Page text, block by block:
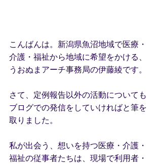
こんばんは。新潟県魚沼地域で医療・
介護・福祉から地域に希望をかける、
うおぬまアーチ事務局の伊藤綾です。
さて、定例報告以外の活動についても
ブログでの発信をしていければと筆を
取りました。
私が出会う、想いを持つ医療・介護・
福祉の従事者たちは、現場で利用者・